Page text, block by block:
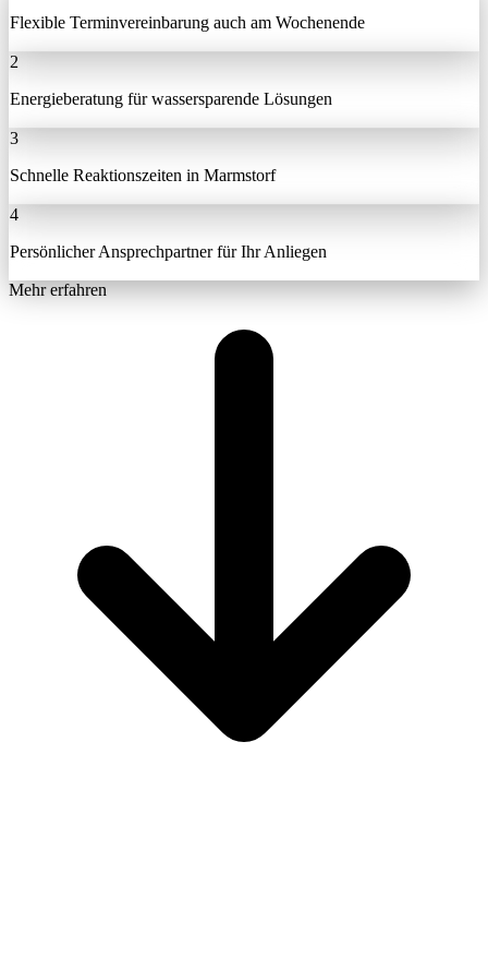
Flexible Terminvereinbarung auch am Wochenende
2
Energieberatung für wassersparende Lösungen
3
Schnelle Reaktionszeiten in Marmstorf
4
Persönlicher Ansprechpartner für Ihr Anliegen
Mehr erfahren